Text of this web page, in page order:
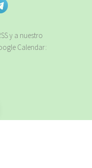
y a nuestro
Calendar: